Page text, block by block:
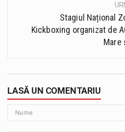
Stagiul Național
Kickboxing organizat de
Mare
LASĂ UN COMENTARIU